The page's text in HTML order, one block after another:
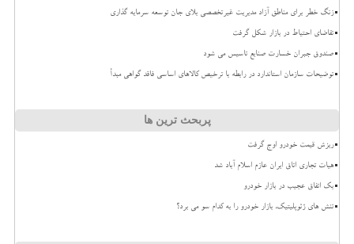
زنگ خطر برای مناطق آزاد مدیریت غیرتخصصی بلای جان توسعه سرمایه گذاری
تقاضای احتیاط در بازار شکل گرفت
صندوق جبران خسارت صنایع تاسیس می شود
توضیحات سازمان استاندارد در رابطه با ترخیص کالاهای اساسی فاقد گواهی مبدأ
پربحث ترین ها
ریزش قیمت خودرو اوج گرفت
هیات تجاری اتاق ایران عازم اسلام آباد شد
بک اتفاق عجیب در بازار خودرو
تنش های ژئوپلیتیک، بازار خودرو را به کدام سو می برد؟